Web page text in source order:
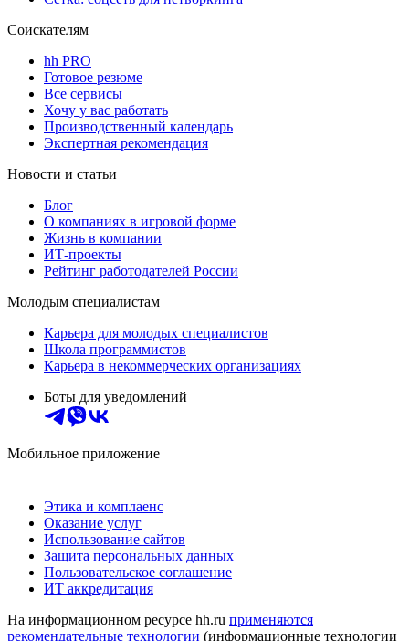
Соискателям
hh PRO
Готовое резюме
Все сервисы
Хочу у вас работать
Производственный календарь
Экспертная рекомендация
Новости и статьи
Блог
О компаниях в игровой форме
Жизнь в компании
ИТ-проекты
Рейтинг работодателей России
Молодым специалистам
Карьера для молодых специалистов
Школа программистов
Карьера в некоммерческих организациях
Боты для уведомлений
Мобильное приложение
Этика и комплаенс
Оказание услуг
Использование сайтов
Защита персональных данных
Пользовательское соглашение
ИТ аккредитация
На информационном ресурсе hh.ru применяются
рекомендательные технологии (информационные технологии